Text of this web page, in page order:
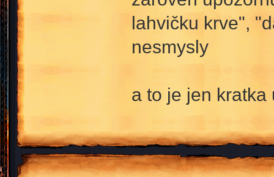
lahvičku krve",
nesmysly
a to je jen kratka